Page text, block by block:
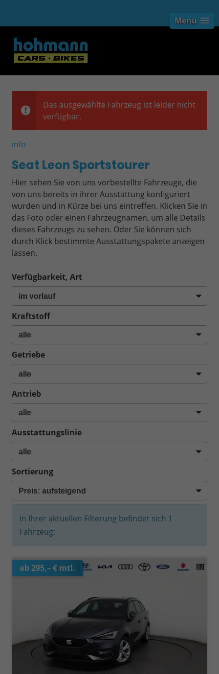
Menü
Das ausgewählte Fahrzeug ist leider nicht
verfügbar.
info
Seat Leon Sportstourer
Hier sehen Sie von uns vorbestellte Fahrzeuge, die
von uns bereits in ihrer Ausstattung konfiguriert
wurden und in Kürze bei uns eintreffen. Klicken Sie in
das Foto oder einen Fahrzeugnamen, um alle Details
dieses Fahrzeugs zu sehen. Oder Sie können sich
durch Klick bestimmte Ausstattungspakete anzeigen
lassen.
Verfügbarkeit, Art
Kraftstoff
Getriebe
Antrieb
Ausstattungslinie
Sortierung
In Ihrer aktuellen Filterung befindet sich 1
Fahrzeug:
ab 295,– € mtl.